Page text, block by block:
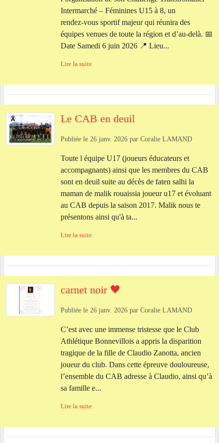
Intermarché – Féminines U15 à 8, un
rendez‑vous sportif majeur qui réunira des
équipes venues de toute la région et d’au‑delà. 📅
Date Samedi 6 juin 2026 📍 Lieu...
Lire la suite
Le CAB en deuil
Publiée le 26 janv. 2026 par Coralie LAMAND
Toute l équipe U17 (joueurs éducateurs et
accompagnants) ainsi que les membres du CAB
sont en deuil suite au décès de faten salhi la
maman de malik rouaissia joueur u17 et évoluant
au CAB depuis la saison 2017. Malik nous te
présentons ainsi qu'à ta...
Lire la suite
carnet noir 🖤
Publiée le 26 janv. 2026 par Coralie LAMAND
C’est avec une immense tristesse que le Club
Athlétique Bonnevillois a appris la disparition
tragique de la fille de Claudio Zanotta, ancien
joueur du club. Dans cette épreuve douloureuse,
l’ensemble du CAB adresse à Claudio, ainsi qu’à
sa famille e...
Lire la suite